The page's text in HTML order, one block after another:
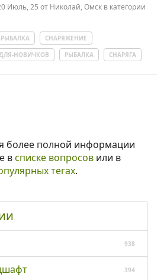
Июль, 25 от Николай, Омск в категории
СНАРЯЖЕНИЕ
НОВИЧКОВ
РЫБАЛКА СНАРЯГА
более полной информации
всписке вопросовили в
тегах.
938
394